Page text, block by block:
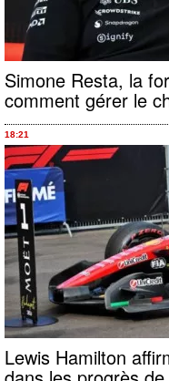
Simone Resta, la
comment gérer le
18:21
Lewis Hamilton